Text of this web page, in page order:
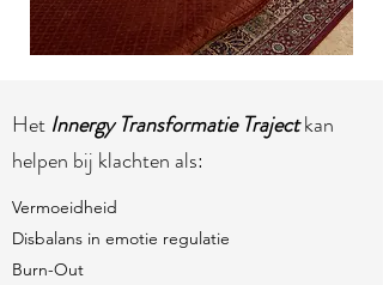
Het Innergy Transformatie Trajectkan
helpen bij klachten als:
Vermoeidheid
Disbalans in emotie regulatie
Burn-Out